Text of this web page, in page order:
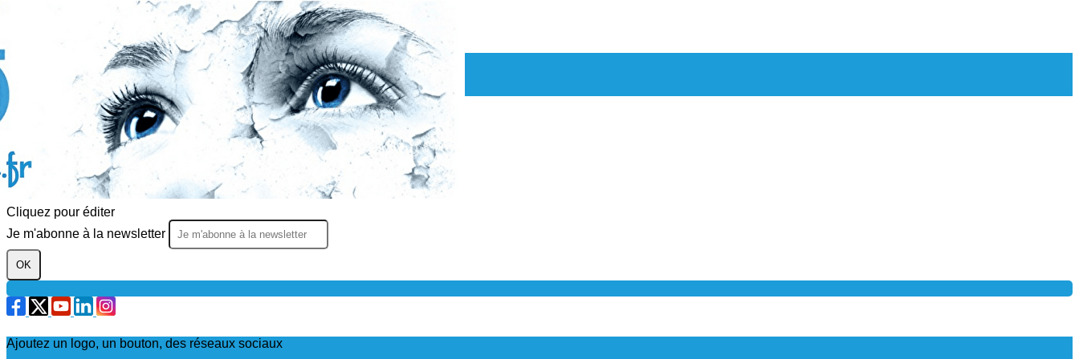
Exporter les lignes sélectionnées
Exporter toutes les colonnes
Exporter uniquement les colonnes affichées
Menu
?>
Images de la page d'accueil
Cliquez pour éditer
Texte, bouton et/ou inscription à la newsletter
Cliquez pour éditer
Je m'abonne à la newsletter
OK
Ajoutez un logo, un bouton, des réseaux sociaux